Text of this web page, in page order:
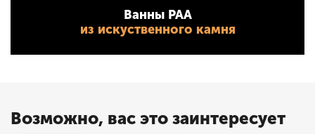
Ванны PAA
из искуственного камня
Возможно, вас это заинтересует